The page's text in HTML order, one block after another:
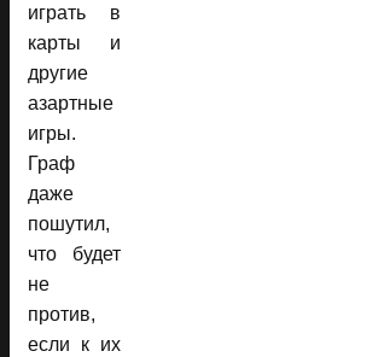
играть в
карты и
другие
азартные
игры.
Граф
даже
пошутил,
что будет
не
против,
если к их